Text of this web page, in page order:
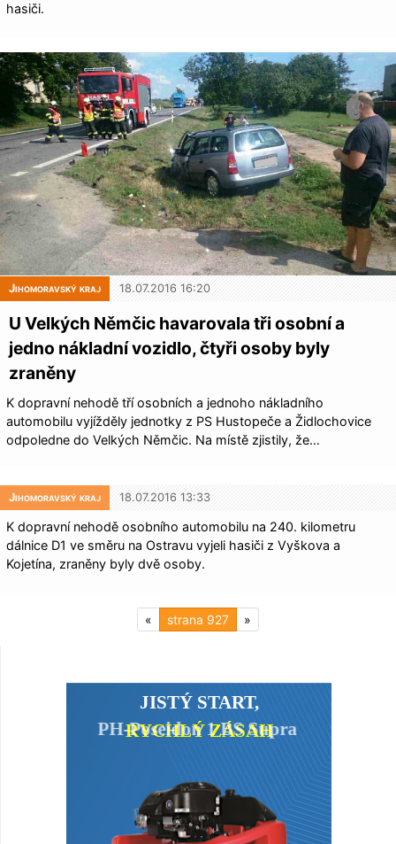
hasiči.
Jihomoravský kraj 18.07.2016 16:20
U Velkých Němčic havarovala tři osobní a
jedno nákladní vozidlo, čtyři osoby byly
zraněny
K dopravní nehodě tří osobních a jednoho nákladního
automobilu vyjížděly jednotky z PS Hustopeče a Židlochovice
odpoledne do Velkých Němčic. Na místě zjistily, že…
Jihomoravský kraj 18.07.2016 13:33
K dopravní nehodě osobního automobilu na 240. kilometru
dálnice D1 ve směru na Ostravu vyjeli hasiči z Vyškova a
Kojetína, zraněny byly dvě osoby.
« 927 »